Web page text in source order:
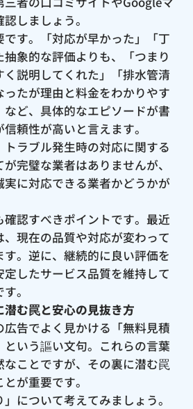
しましょう。
です。「対応が早かった」「丁
象的な評価よりも、「つまり
説明してくれた」「排水管清
たが理由と料金をわかりやす
など、具体的なエピソードが書
頼性が高いと言えます。
ラブル発生時の対応に関する
完璧な業者はありませんが、
に対応できる業者かどうかが
確認すべきポイントです。最近
現在の品質や対応が変わって
。逆に、継続的に良い評価を
したサービス品質を維持して
。
潜む罠と安心の見抜き方
広告でよく見かける「無料見積
いう謳い文句。これらの言葉
ことですが、その裏に潜む罠
が重要です。
について考えてみましょう。